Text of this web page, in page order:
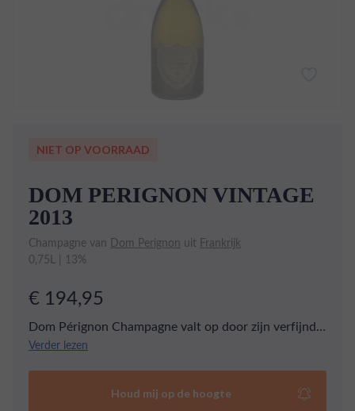
NIET OP VOORRAAD
DOM PERIGNON VINTAGE
2013
Champagne van Dom Perignon uit Frankrijk
0,75L | 13%
€ 194,95
Dom Pérignon Champagne valt op door zijn verfijnde
elegantie en gelaagde complexiteit. De smaak is
tonen. In zijn jeugd onthult deze champagne
Verder lezen
Houd mij op de hoogte